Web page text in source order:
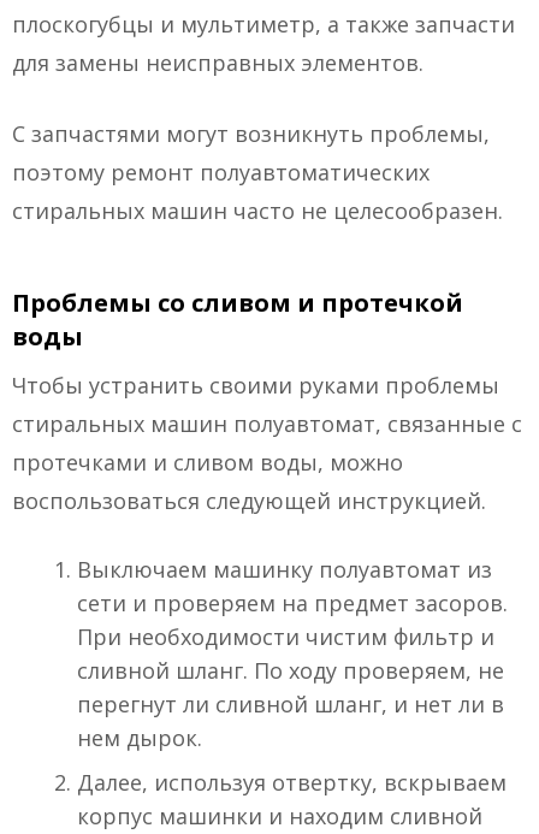
плоскогубцы и мультиметр, а также запчасти
для замены неисправных элементов.
С запчастями могут возникнуть проблемы,
поэтому ремонт полуавтоматических
стиральных машин часто не целесообразен.
Проблемы со сливом и протечкой
воды
Чтобы устранить своими руками проблемы
стиральных машин полуавтомат, связанные с
протечками и сливом воды, можно
воспользоваться следующей инструкцией.
Выключаем машинку полуавтомат из
сети и проверяем на предмет засоров.
При необходимости чистим фильтр и
сливной шланг. По ходу проверяем, не
перегнут ли сливной шланг, и нет ли в
нем дырок.
Далее, используя отвертку, вскрываем
корпус машинки и находим сливной